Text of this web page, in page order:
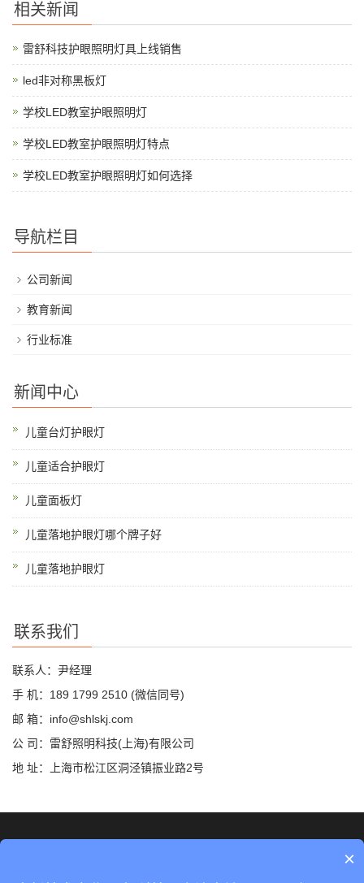
相关新闻
雷舒科技护眼照明灯具上线销售
led非对称黑板灯
学校LED教室护眼照明灯
学校LED教室护眼照明灯特点
学校LED教室护眼照明灯如何选择
导航栏目
公司新闻
教育新闻
行业标准
新闻中心
儿童台灯护眼灯
儿童适合护眼灯
儿童面板灯
儿童落地护眼灯哪个牌子好
儿童落地护眼灯
联系我们
联系人：尹经理
手 机：189 1799 2510 (微信同号)
邮 箱：info@shlskj.com
公 司：雷舒照明科技(上海)有限公司
地 址：上海市松江区洞泾镇振业路2号
×